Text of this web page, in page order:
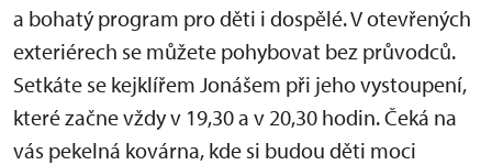
a bohatý program pro děti i dospělé. V otevřených
exteriérech se můžete pohybovat bez průvodců.
Setkáte se kejklířem Jonášem při jeho vystoupení,
které začne vždy v 19,30 a v 20,30 hodin. Čeká na
vás pekelná kovárna, kde si budou děti moci